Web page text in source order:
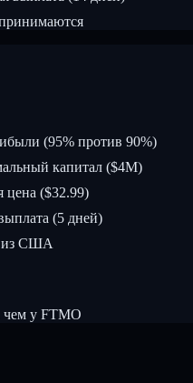
(95% против 90%)
капитал ($4M)
цена ($32.99)
(5 дней)
из США
чем у FTMO